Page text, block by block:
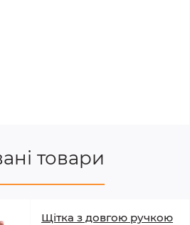
товари
Щітка з довгою ручкою